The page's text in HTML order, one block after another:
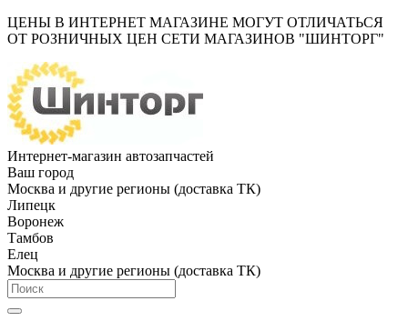
ЦЕНЫ В ИНТЕРНЕТ МАГАЗИНЕ МОГУТ ОТЛИЧАТЬСЯ
ОТ РОЗНИЧНЫХ ЦЕН СЕТИ МАГАЗИНОВ "ШИНТОРГ"
Интернет-магазин автозапчастей
Ваш город
Москва и другие регионы (доставка ТК)
Липецк
Воронеж
Тамбов
Елец
Москва и другие регионы (доставка ТК)